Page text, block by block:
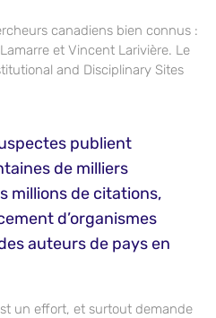
canadiens bien connus :
et Vincent Larivière. Le
and Disciplinary Sites
publient
de milliers
millions de citations,
d’organismes
auteurs de pays en
un effort, et surtout demande